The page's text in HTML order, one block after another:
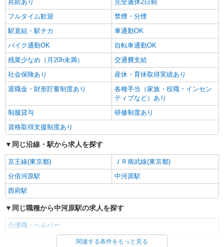
昇給あり
完全週休2日制
フルタイム歓迎
禁煙・分煙
駅直結・駅チカ
車通勤OK
バイク通勤OK
自転車通勤OK
残業少なめ（月20h未満）
交通費支給
社会保険あり
産休・育休取得実績あり
退職金・財形貯蓄制度あり
各種手当（家族・役職・インセン
ティブなど）あり
制服貸与
研修制度あり
資格取得支援制度あり
同じ沿線・駅から求人を探す
京王線(東京都)
ＪＲ南武線(東京都)
分倍河原駅
中河原駅
西府駅
同じ職種から中河原駅の求人を探す
介護職・ヘルパー
同じ雇用形態から中河原駅の求人を探す
関連する条件をもっと見る